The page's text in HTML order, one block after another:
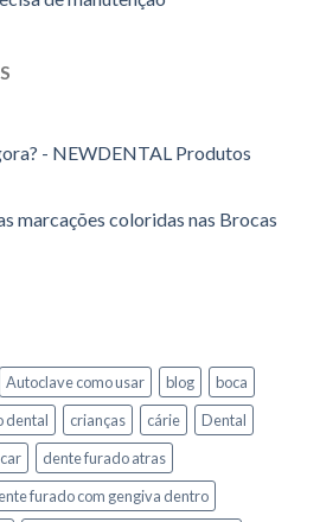
- NEWDENTAL Produtos
marcações coloridas nas Brocas
Autoclave como usar blog
boca
dental crianças cárie
Dental
dente furado atras
furado com gengiva dentro